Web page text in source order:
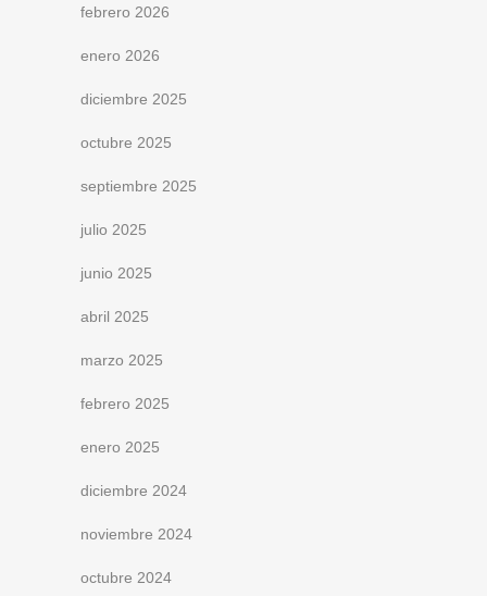
febrero 2026
enero 2026
diciembre 2025
octubre 2025
septiembre 2025
julio 2025
junio 2025
abril 2025
marzo 2025
febrero 2025
enero 2025
diciembre 2024
noviembre 2024
octubre 2024